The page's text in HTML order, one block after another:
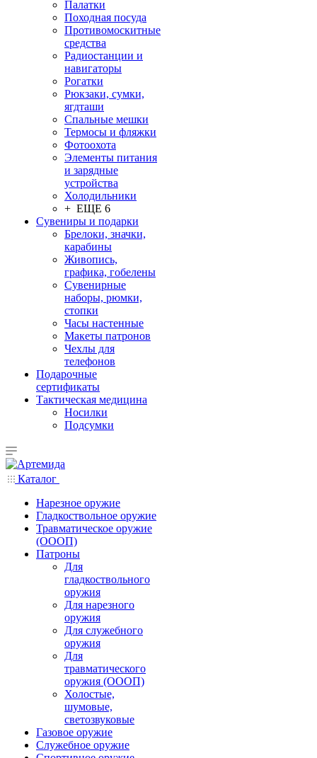
Палатки
Походная посуда
Противомоскитные
средства
Радиостанции и
навигаторы
Рогатки
Рюкзаки, сумки,
ягдташи
Спальные мешки
Термосы и фляжки
Фотоохота
Элементы питания
и зарядные
устройства
Холодильники
+ ЕЩЕ 6
Сувениры и подарки
Брелоки, значки,
карабины
Живопись,
графика, гобелены
Сувенирные
наборы, рюмки,
стопки
Часы настенные
Макеты патронов
Чехлы для
телефонов
Подарочные
сертификаты
Тактическая медицина
Носилки
Подсумки
Каталог
Нарезное оружие
Гладкоствольное оружие
Травматическое оружие
(ОООП)
Патроны
Для
гладкоствольного
оружия
Для нарезного
оружия
Для служебного
оружия
Для
травматического
оружия (ОООП)
Холостые,
шумовые,
светозвуковые
Газовое оружие
Служебное оружие